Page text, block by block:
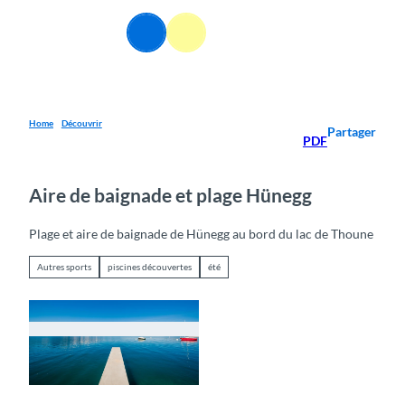
Recherche
Menu
Home Découvrir
PDF
Partager
Aire de baignade et plage Hünegg
Plage et aire de baignade de Hünegg au bord du lac de Thoune
Autres sports piscines découvertes été